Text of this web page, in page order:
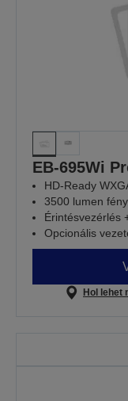
EB-695Wi
HD-Ready
3500 lumen
Érintésvezérlés
Opcionális
Hol lehet